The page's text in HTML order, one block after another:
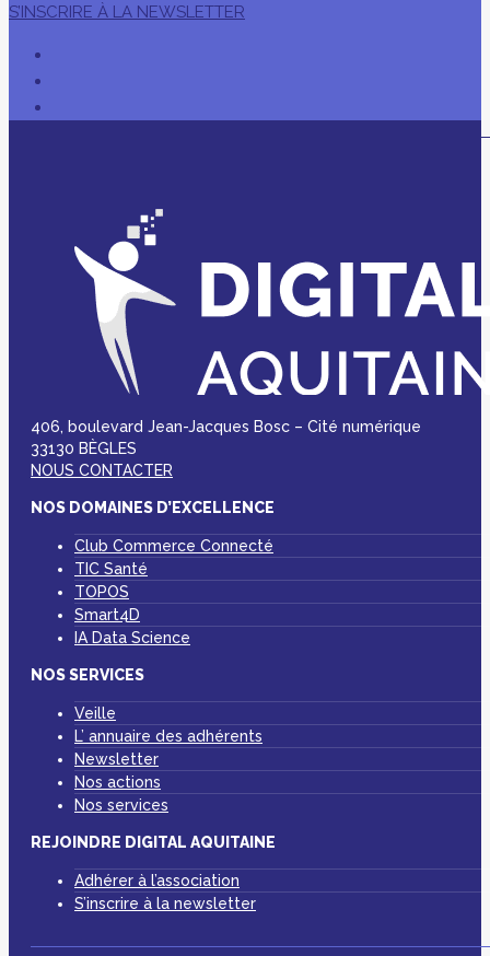
S’INSCRIRE À LA NEWSLETTER
406, boulevard Jean-Jacques Bosc – Cité numérique
33130 BÈGLES
NOUS CONTACTER
NOS DOMAINES D’EXCELLENCE
Club Commerce Connecté
TIC Santé
TOPOS
Smart4D
IA Data Science
NOS SERVICES
Veille
L’ annuaire des adhérents
Newsletter
Nos actions
Nos services
REJOINDRE DIGITAL AQUITAINE
Adhérer à l’association
S’inscrire à la newsletter